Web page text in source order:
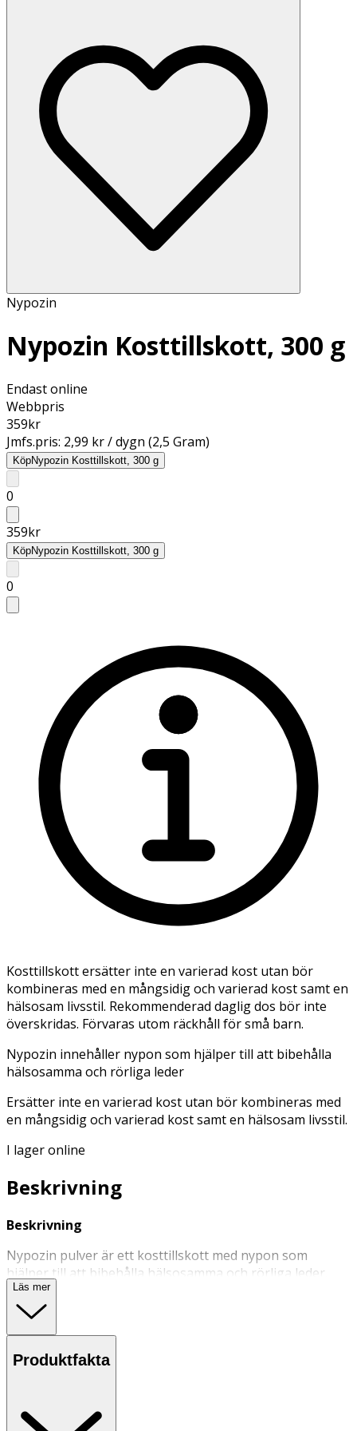
Nypozin
Nypozin Kosttillskott, 300 g
Endast online
Webbpris
359kr
Jmfs.pris: 2,99 kr / dygn (2,5 Gram)
KöpNypozin Kosttillskott, 300 g
0
359kr
KöpNypozin Kosttillskott, 300 g
0
Kosttillskott ersätter inte en varierad kost utan bör
kombineras med en mångsidig och varierad kost samt en
hälsosam livsstil. Rekommenderad daglig dos bör inte
överskridas. Förvaras utom räckhåll för små barn.
Nypozin innehåller nypon som hjälper till att bibehålla
hälsosamma och rörliga leder
Ersätter inte en varierad kost utan bör kombineras med
en mångsidig och varierad kost samt en hälsosam livsstil.
I lager online
Beskrivning
Beskrivning
Nypozin pulver är ett kosttillskott med nypon som
hjälper till att bibehålla hälsosamma och rörliga leder.
Innehåller även kondroitin, svartpepparextraktet
Bioperine® samt den patenterade C-vitaminen Ester-C®.
betydelse för en normal broskfunktion och till att minska
trötthet och utmattning.
- Rekommenderad daglig dos: Vuxna: 2 teskedar (10 ml)
Läs mer
Produktfakta